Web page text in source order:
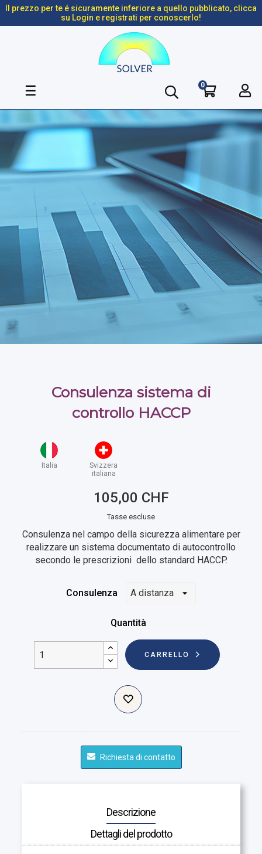
Il prezzo per te é sicuramente inferiore a quello pubblicato, clicca
su Login e registrati per conoscerlo!
navigazione
☰ 0
Consulenza sistema di
controllo HACCP
Italia
Svizzera
italiana
105,00 CHF
Tasse escluse
Consulenza nel campo della sicurezza alimentare per
realizzare un sistema documentato di autocontrollo
secondo le prescrizioni dello standard HACCP.
Consulenza
Quantità
CARRELLO
Richiesta di contatto
Descrizione
Dettagli del prodotto